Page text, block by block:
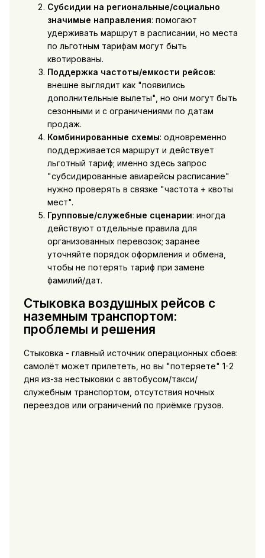
Субсидии на региональные/социально
значимые направления: помогают
удерживать маршрут в расписании, но места
по льготным тарифам могут быть
квотированы.
Поддержка частоты/емкости рейсов:
внешне выглядит как "появились
дополнительные вылеты", но они могут быть
сезонными и с ограничениями по датам
продаж.
Комбинированные схемы: одновременно
поддерживается маршрут и действует
льготный тариф; именно здесь запрос
"субсидированные авиарейсы расписание"
нужно проверять в связке "частота + квоты
мест".
Групповые/служебные сценарии: иногда
действуют отдельные правила для
организованных перевозок; заранее
уточняйте порядок оформления и обмена,
чтобы не потерять тариф при замене
фамилий/дат.
Стыковка воздушных рейсов с
наземным транспортом:
проблемы и решения
Стыковка - главный источник операционных сбоев:
самолёт может прилететь, но вы "потеряете" 1-2
дня из-за нестыковки с автобусом/такси/
служебным транспортом, отсутствия ночных
переездов или ограничений по приёмке грузов.